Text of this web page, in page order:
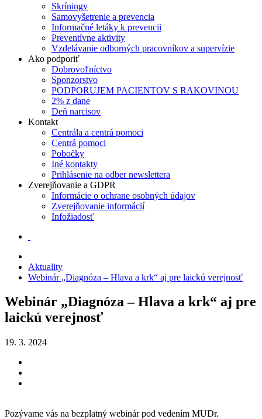
Skríningy
Samovyšetrenie a prevencia
Informačné letáky k prevencii
Preventívne aktivity
Vzdelávanie odborných pracovníkov a supervízie
Ako podporiť
Dobrovoľníctvo
Sponzorstvo
PODPORUJEM PACIENTOV S RAKOVINOU
2% z dane
Deň narcisov
Kontakt
Centrála a centrá pomoci
Centrá pomoci
Pobočky
Iné kontakty
Prihlásenie na odber newslettera
Zverejňovanie a GDPR
Informácie o ochrane osobných údajov
Zverejňovanie informácií
Infožiadosť
Aktuality
Webinár „Diagnóza – Hlava a krk“ aj pre laickú verejnosť
Webinár „Diagnóza – Hlava a krk“ aj pre
laickú verejnosť
19. 3. 2024
Pozývame vás na bezplatný webinár pod vedením MUDr.